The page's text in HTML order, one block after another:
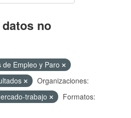
no
de Empleo y Paro
Organizaciones:
trabajo
Formatos: